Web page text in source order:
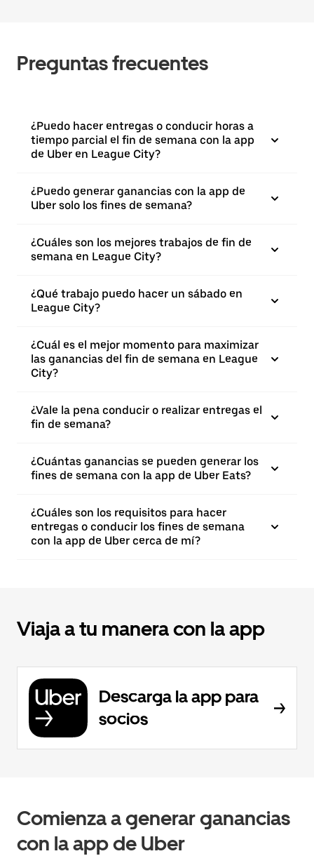
Preguntas frecuentes
¿Puedo hacer entregas o conducir horas a
tiempo parcial el fin de semana con la app
de Uber en League City?
¿Puedo generar ganancias con la app de
Uber solo los fines de semana?
¿Cuáles son los mejores trabajos de fin de
semana en League City?
¿Qué trabajo puedo hacer un sábado en
League City?
¿Cuál es el mejor momento para maximizar
las ganancias del fin de semana en League
City?
¿Vale la pena conducir o realizar entregas el
fin de semana?
¿Cuántas ganancias se pueden generar los
fines de semana con la app de Uber Eats?
¿Cuáles son los requisitos para hacer
entregas o conducir los fines de semana
con la app de Uber cerca de mí?
Viaja a tu manera con la app
Descarga la app para
socios
Comienza a generar ganancias
con la app de Uber